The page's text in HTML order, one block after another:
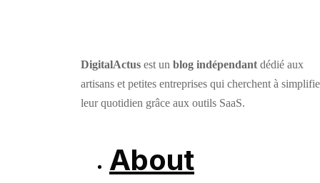
DigitalActus est un blog indépendant dédié aux
artisans et petites entreprises qui cherchent à
leur quotidien grâce aux outils SaaS.
About